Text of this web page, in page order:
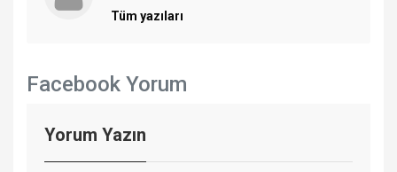
Tüm yazıları
Facebook Yorum
Yorum Yazın